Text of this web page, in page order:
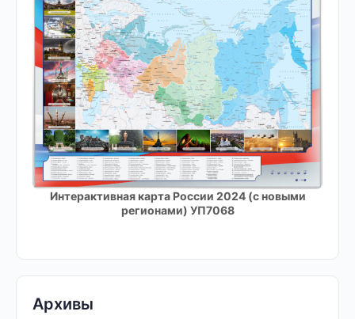
Интерактивная карта России 2024 (с новыми
регионами) УП7068
Архивы